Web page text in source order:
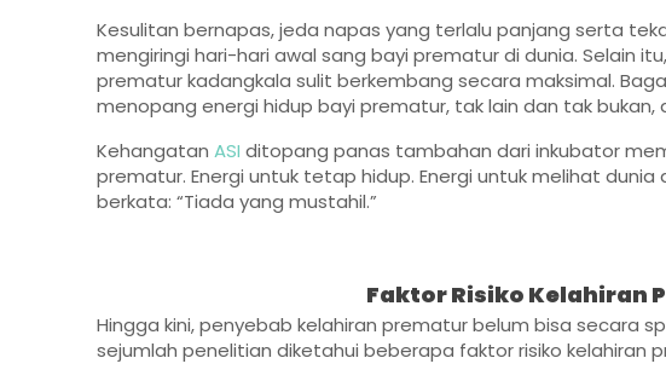
Kesulitan bernapas, jeda napas yang terlalu panjang serta
mengiringi hari-hari awal sang bayi prematur di dunia. Selain
prematur kadangkala sulit berkembang secara maksimal.
menopang energi hidup bayi prematur, tak lain dan tak bukan,
Kehangatan ASI ditopang panas tambahan dari inkubator
prematur. Energi untuk tetap hidup. Energi untuk melihat
berkata: “Tiada yang mustahil.”
Faktor Risiko Kelahiran
Hingga kini, penyebab kelahiran prematur belum bisa secara
sejumlah penelitian diketahui beberapa faktor risiko kelahiran